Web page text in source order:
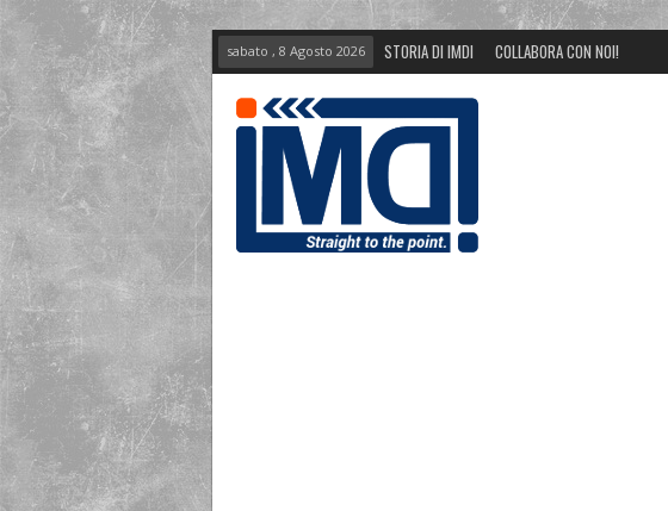
sabato , 8 Agosto 2026 STORIA DI IMDI COLLABORA CON NOI!